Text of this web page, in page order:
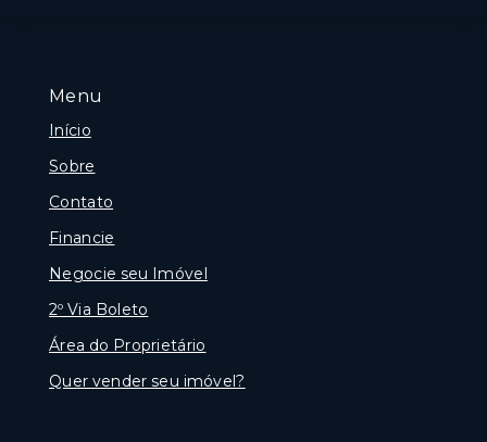
Menu
Início
Sobre
Contato
Financie
Negocie seu Imóvel
2º Via Boleto
Área do Proprietário
Quer vender seu imóvel?